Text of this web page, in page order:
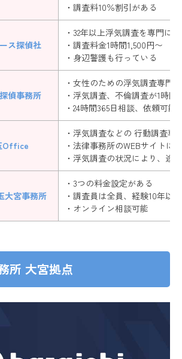
・調査料10％割引がある
ス探偵社
・32年以上浮気調査を専門に
・調査料金1時間1,500円〜
・身辺警護も行っている
偵事務所
・女性のための浮気調査専門
・浮気調査、不倫調査が1時間
・24時間365日相談、依頼可能
Office
・浮気調査などの 行動調査専
・法律事務所のWEBサイトに
・浮気調査の状況により、途
大宮事務所
・3つの料金設定がある
・調査員は全員、経験10年以上
・オンライン相談可能
所 大宮拠点